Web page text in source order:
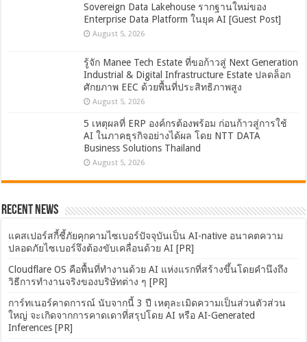
Sovereign Data Lakehouse รากฐานใหม่ของ
Enterprise Data Platform ในยุค AI [Guest Post]
August 5, 2026
รู้จัก Manee Tech Estate ที่ขอก้าวสู่ Next Generation
Industrial & Digital Infrastructure Estate ปลดล็อก
ศักยภาพ EEC ด้วยพื้นที่ประสิทธิภาพสูง
August 5, 2026
5 เหตุผลที่ ERP องค์กรต้องพร้อม ก่อนก้าวสู่การใช้
AI ในภาคธุรกิจอย่างได้ผล โดย NTT DATA
Business Solutions Thailand
August 5, 2026
Recent News
แคสเปอร์สกี้ชี้ภัยคุกคามไซเบอร์ปัจจุบันเป็น AI-native อนาคตความ
ปลอดภัยไซเบอร์จึงต้องขับเคลื่อนด้วย AI [PR]
Cloudflare OS คือพื้นที่ทำงานด้วย AI แห่งแรกที่สร้างขึ้นโดยคำนึงถึง
วิธีการทำงานจริงของบริษัทต่าง ๆ [PR]
การ์ทเนอร์คาดการณ์ นับจากนี้ 3 ปี เหตุละเมิดความเป็นส่วนตัวส่วน
ใหญ่ จะเกิดจากการคาดเดาที่สรุปโดย AI หรือ AI-Generated
Inferences [PR]